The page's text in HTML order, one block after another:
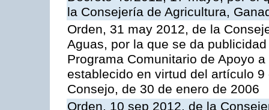
la Consejería de Agricultura,
Orden, 31 may 2012, de la
Aguas, por la que se da
Programa Comunitario de Apoyo
establecido en virtud del artículo
Consejo, de 30 de enero de 2006
Orden, 10 sep 2012, de la